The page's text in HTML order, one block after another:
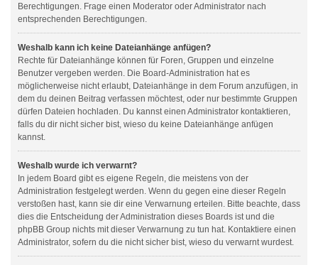
Berechtigungen. Frage einen Moderator oder Administrator nach
entsprechenden Berechtigungen.
Weshalb kann ich keine Dateianhänge anfügen?
Rechte für Dateianhänge können für Foren, Gruppen und einzelne
Benutzer vergeben werden. Die Board-Administration hat es
möglicherweise nicht erlaubt, Dateianhänge in dem Forum anzufügen, in
dem du deinen Beitrag verfassen möchtest, oder nur bestimmte Gruppen
dürfen Dateien hochladen. Du kannst einen Administrator kontaktieren,
falls du dir nicht sicher bist, wieso du keine Dateianhänge anfügen
kannst.
Weshalb wurde ich verwarnt?
In jedem Board gibt es eigene Regeln, die meistens von der
Administration festgelegt werden. Wenn du gegen eine dieser Regeln
verstoßen hast, kann sie dir eine Verwarnung erteilen. Bitte beachte, dass
dies die Entscheidung der Administration dieses Boards ist und die
phpBB Group nichts mit dieser Verwarnung zu tun hat. Kontaktiere einen
Administrator, sofern du die nicht sicher bist, wieso du verwarnt wurdest.